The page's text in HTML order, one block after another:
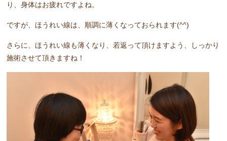
り、身体はお疲れですよね。
ですが、ほうれい線は、順調に薄くなっておられます(^^)
さらに、ほうれい線も薄くなり、若返って頂けますよう、しっかり
施術させて頂きますね！